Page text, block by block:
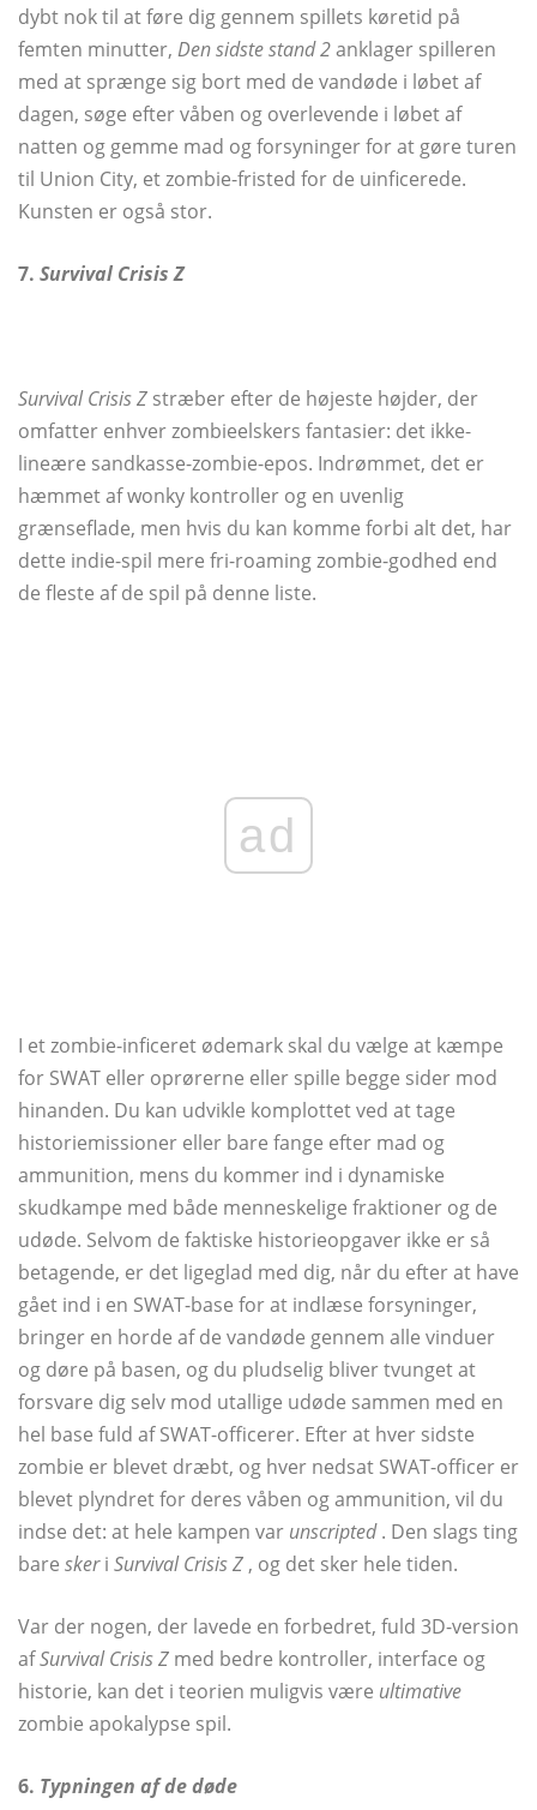
dybt nok til at føre dig gennem spillets køretid på
femten minutter, Den sidste stand 2anklager spilleren
med at sprænge sig bort med de vandøde i løbet af
dagen, søge efter våben og overlevende i løbet af
natten og gemme mad og forsyninger for at gøre turen
til Union City, et zombie-fristed for de uinficerede.
Kunsten er også stor.
7. Survival Crisis Z
Survival Crisis Z stræber efter de højeste højder, der
omfatter enhver zombieelskers fantasier: det ikke-
lineære sandkasse-zombie-epos. Indrømmet, det er
hæmmet af wonky kontroller og en uvenlig
grænseflade, men hvis du kan komme forbi alt det, har
dette indie-spil mere fri-roaming zombie-godhed end
de fleste af de spil på denne liste.
ad
I et zombie-inficeret ødemark skal du vælge at kæmpe
for SWAT eller oprørerne eller spille begge sider mod
hinanden. Du kan udvikle komplottet ved at tage
historiemissioner eller bare fange efter mad og
ammunition, mens du kommer ind i dynamiske
skudkampe med både menneskelige fraktioner og de
udøde. Selvom de faktiske historieopgaver ikke er så
betagende, er det ligeglad med dig, når du efter at have
gået ind i en SWAT-base for at indlæse forsyninger,
bringer en horde af de vandøde gennem alle vinduer
og døre på basen, og du pludselig bliver tvunget at
forsvare dig selv mod utallige udøde sammen med en
hel base fuld af SWAT-officerer. Efter at hver sidste
zombie er blevet dræbt, og hver nedsat SWAT-officer er
blevet plyndret for deres våben og ammunition, vil du
indse det: at hele kampen var unscripted. Den slags ting
bare skeri Survival Crisis Z , og det sker hele tiden.
Var der nogen, der lavede en forbedret, fuld 3D-version
afSurvival Crisis Z med bedre kontroller, interface og
historie, kan det i teorien muligvis være ultimative
zombie apokalypse spil.
6. Typningen af ​​de døde